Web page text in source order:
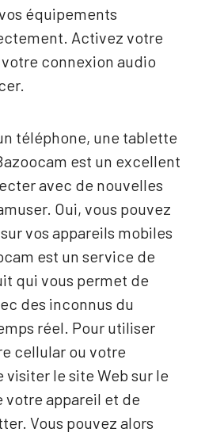
équipements
Activez votre
connexion audio
téléphone, une tablette
est un excellent
avec de nouvelles
Oui, vous pouvez
vos appareils mobiles
est un service de
qui vous permet de
des inconnus du
réel. Pour utiliser
cellular ou votre
le site Web sur le
votre appareil et de
Vous pouvez alors